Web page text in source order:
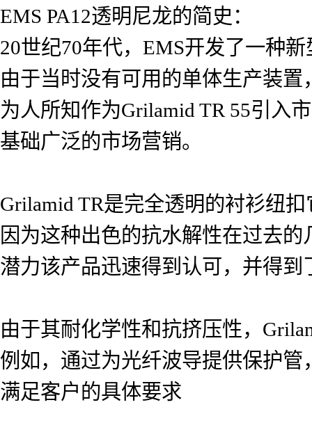
EMS PA12透明尼龙的简史：
20世纪70年代，EMS开发了一种
由于当时没有可用的单体生产装
为人所知作为Grilamid TR 55引入
基础广泛的市场营销。
Grilamid TR是完全透明的衬衫纽
因为这种出色的抗水解性在过去
潜力该产品迅速得到认可，并得
由于其耐化学性和抗挤压性，
例如，通过为光纤波导提供保护
满足客户的具体要求